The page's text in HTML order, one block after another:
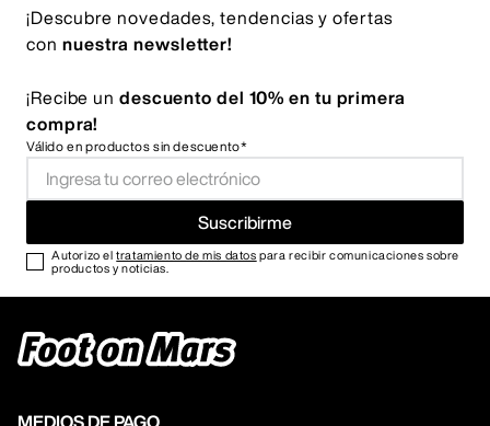
¡Descubre novedades, tendencias y ofertas
con nuestra newsletter!
¡Recibe un descuento del 10% en tu primera
compra!
Válido en productos sin descuento*
Suscribirme
Autorizo eltratamiento de mis datos para recibir comunicaciones sobre
productos y noticias.
MEDIOS DE PAGO